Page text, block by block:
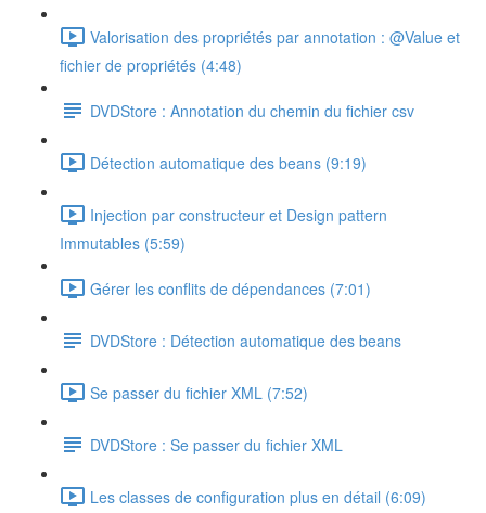
Valorisation des propriétés par annotation : @Value et
fichier de propriétés (4:48)
DVDStore : Annotation du chemin du fichier csv
Détection automatique des beans (9:19)
Injection par constructeur et Design pattern
Immutables (5:59)
Gérer les conflits de dépendances (7:01)
DVDStore : Détection automatique des beans
Se passer du fichier XML (7:52)
DVDStore : Se passer du fichier XML
Les classes de configuration plus en détail (6:09)